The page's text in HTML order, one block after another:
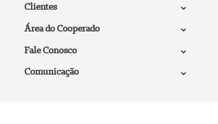
Clientes
Área do Cooperado
Fale Conosco
Comunicação